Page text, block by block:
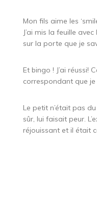
Mon fils aime les
J’ai mis la feuille
sur la porte que je
Et bingo ! J’ai réussi!
correspondant que je
Le petit n’était pas
sûr, lui faisait peur.
réjouissant et il était